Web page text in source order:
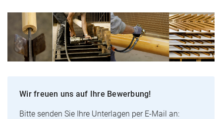
Wir freuen uns auf Ihre Bewerbung!
Bitte senden Sie Ihre Unterlagen per E-Mail an: